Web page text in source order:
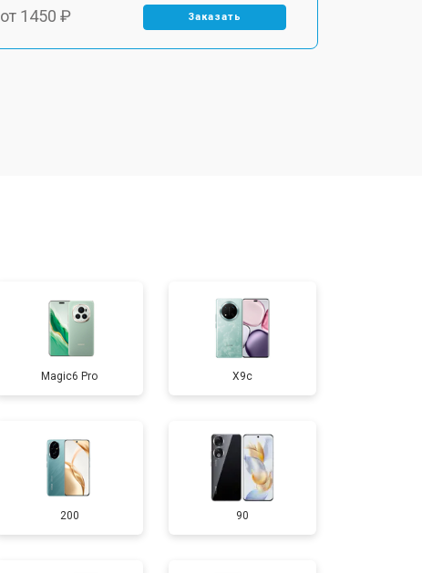
от 1450 ₽ Заказать
от 1400 ₽ Заказать
от 2700 ₽ Заказать
от 950 ₽ Заказать
от 1750 ₽ Заказать
Magic6 Pro X9c
200 90